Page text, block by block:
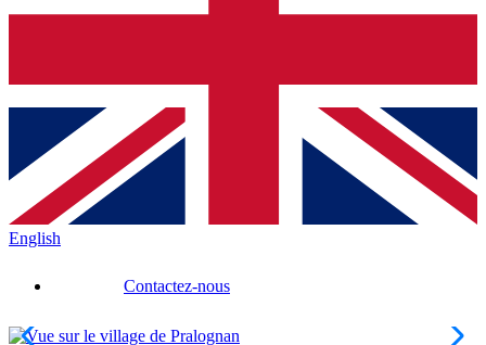
English
Contactez-nous